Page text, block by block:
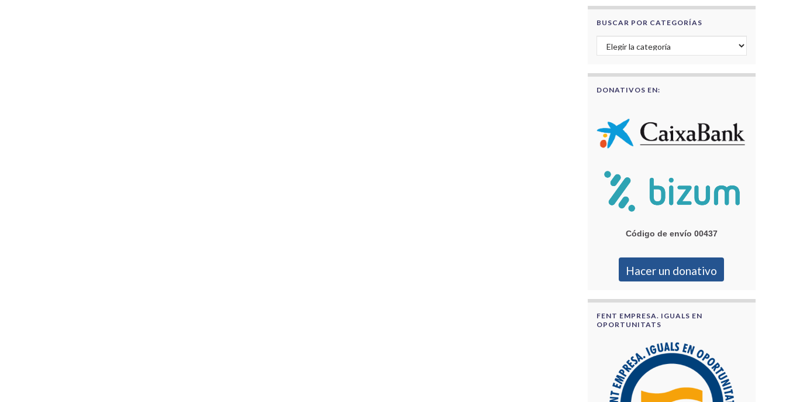
BUSCAR POR CATEGORÍAS
Buscar por categorías
DONATIVOS EN:
Código de envío 00437
Hacer un donativo
FENT EMPRESA. IGUALS EN
OPORTUNITATS